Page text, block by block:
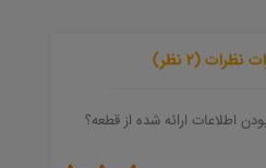
نظرات (2 نظر)
اطلاعات ارائه شده از قطعه؟